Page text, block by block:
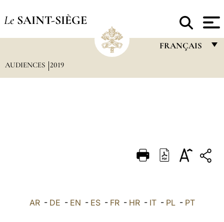
Le SAINT-SIÈGE
FRANÇAIS
DEUTSCH
العربيّة
AUDIENCES 2019
AR- DE - EN - ES- FR- HR- IT- PL- PT